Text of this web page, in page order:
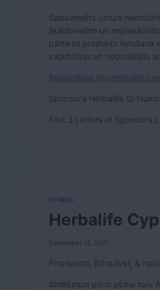
Sabalansēts uzturs
šķiedrvielām un
pārtikas produktu lietošana
vajadzības un nodrošinātu
Reģistrēties
Sponsor's Herbalife ID
First 3 Letters of Sponsor's
CYPRUS
Herbalife
December 13, 2011
Ροφήματα, βιταμίνες &
Διαθέσιμα μόνο μέσω των